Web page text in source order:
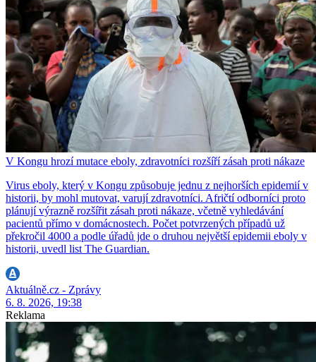
V Kongu hrozí mutace eboly, zdravotníci rozšíří zásah proti nákaze
Virus eboly, který v Kongu způsobuje jednu z nejhorších epidemií v
historii, by mohl mutovat, varují zdravotníci. Afričtí odborníci proto
plánují výrazně rozšířit zásah proti nákaze, včetně vyhledávání
pacientů přímo v domácnostech. Počet potvrzených případů už
překročil 4000 a podle úřadů jde o druhou největší epidemii eboly v
historii, uvedl list The Guardian.
Aktuálně.cz - Zprávy
6. 8. 2026, 19:38
Reklama